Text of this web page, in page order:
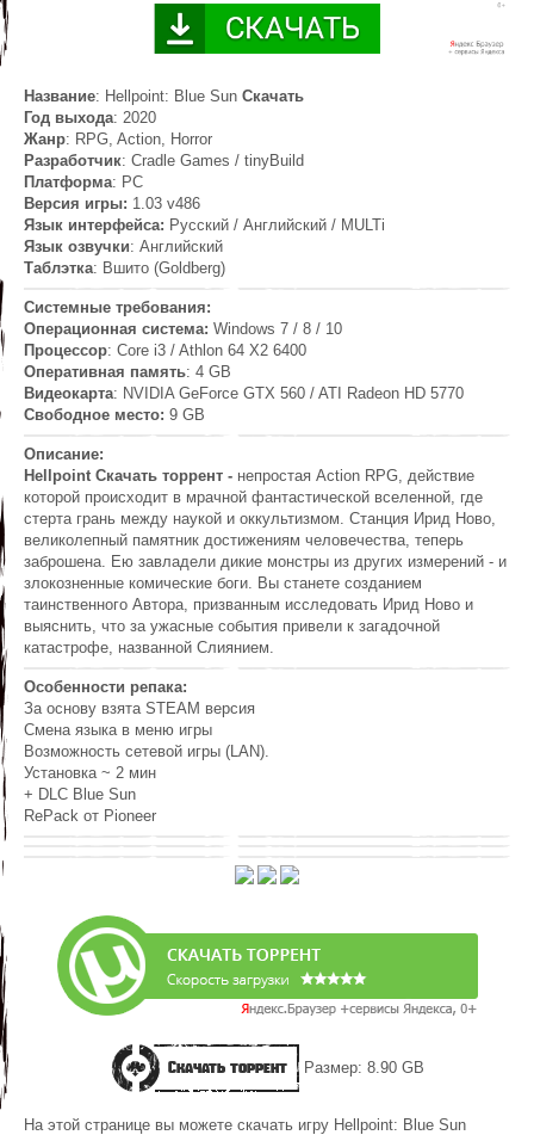
Название: Hellpoint: Blue Sun Скачать
Год выхода: 2020
Жанр: RPG, Action, Horror
Разработчик: Cradle Games / tinyBuild
Платформа: PC
Версия игры: 1.03 v486
Язык интерфейса: Русский / Английский / MULTi
Язык озвучки: Английский
Таблэтка: Вшито (Goldberg)
Системные требования:
Операционная система: Windows 7 / 8 / 10
Процессор: Core i3 / Athlon 64 X2 6400
Оперативная память: 4 GB
Видеокарта: NVIDIA GeForce GTX 560 / ATI Radeon HD 5770
Свободное место: 9 GB
Описание:
Hellpoint Скачать торрент - непростая Action RPG, действие
которой происходит в мрачной фантастической вселенной, где
стерта грань между наукой и оккультизмом. Станция Ирид Ново,
великолепный памятник достижениям человечества, теперь
заброшена. Ею завладели дикие монстры из других измерений - и
злокозненные комические боги. Вы станете созданием
таинственного Автора, призванным исследовать Ирид Ново и
выяснить, что за ужасные события привели к загадочной
катастрофе, названной Слиянием.
Особенности репака:
За основу взята STEAM версия
Смена языка в меню игры
Возможность сетевой игры (LAN).
Установка ~ 2 мин
+ DLC Blue Sun
RePack от Pioneer
Скачать торрент Размер: 8.90 GB
На этой странице вы можете скачать игру Hellpoint: Blue Sun